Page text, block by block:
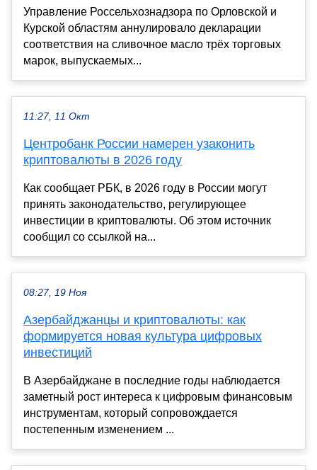
Управление Россельхознадзора по Орловской и
Курской областям аннулировало декларации
соответствия на сливочное масло трёх торговых
марок, выпускаемых...
11:27, 11 Окт
Центробанк России намерен узаконить
криптовалюты в 2026 году
Как сообщает РБК, в 2026 году в России могут
принять законодательство, регулирующее
инвестиции в криптовалюты. Об этом источник
сообщил со ссылкой на...
08:27, 19 Ноя
Азербайджанцы и криптовалюты: как
формируется новая культура цифровых
инвестиций
В Азербайджане в последние годы наблюдается
заметный рост интереса к цифровым финансовым
инструментам, который сопровождается
постепенным изменением ...